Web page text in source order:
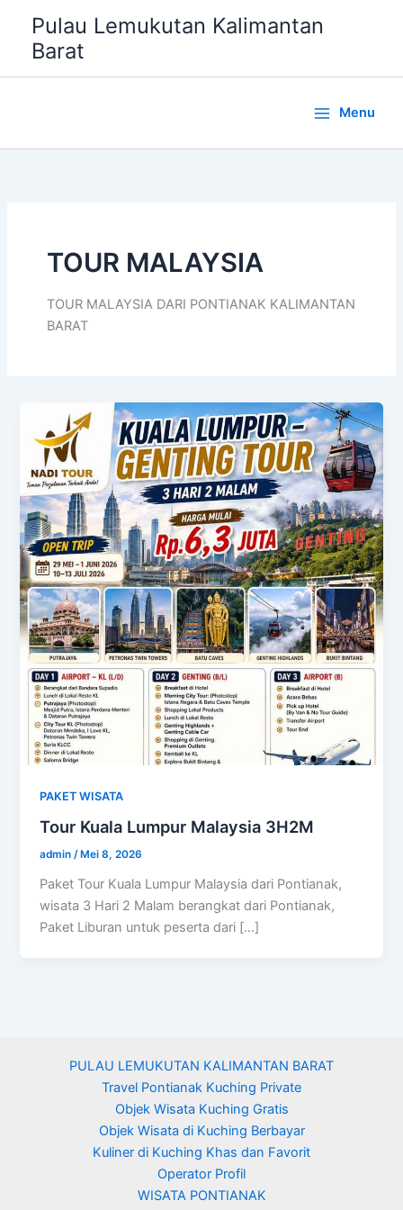
konten
Pulau Lemukutan Kalimantan
Barat
Menu
TOUR MALAYSIA
TOUR MALAYSIA DARI PONTIANAK KALIMANTAN
BARAT
PAKET WISATA
Tour Kuala Lumpur Malaysia 3H2M
admin/ Mei 8, 2026
Paket Tour Kuala Lumpur Malaysia dari Pontianak,
wisata 3 Hari 2 Malam berangkat dari Pontianak,
Paket Liburan untuk peserta dari […]
PULAU LEMUKUTAN KALIMANTAN BARAT
Travel Pontianak Kuching Private
Objek Wisata Kuching Gratis
Objek Wisata di Kuching Berbayar
Kuliner di Kuching Khas dan Favorit
Operator Profil
WISATA PONTIANAK